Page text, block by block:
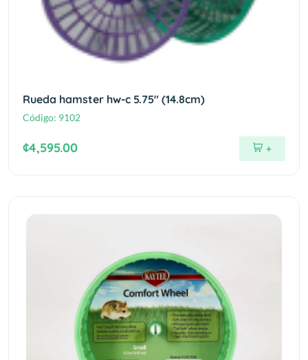
Rueda hamster hw-c 5.75" (14.8cm)
Código: 9102
¢4,595.00 +